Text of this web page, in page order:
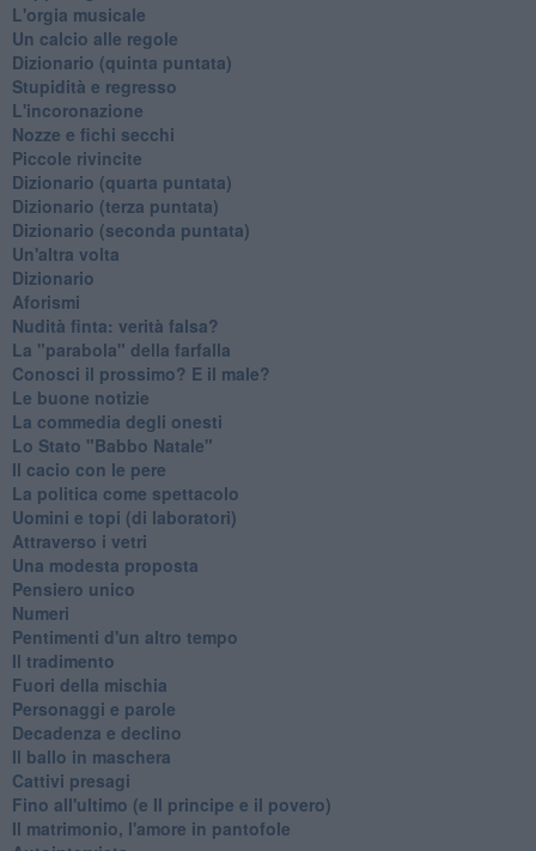
L'orgia musicale
Un calcio alle regole
Dizionario (quinta puntata)
Stupidità e regresso
L'incoronazione
Nozze e fichi secchi
Piccole rivincite
​Dizionario (quarta puntata)
​Dizionario (terza puntata)
​Dizionario (seconda puntata)
Un'altra volta
Dizionario
Aforismi
Nudità finta: verità falsa?
La "parabola" della farfalla
Conosci il prossimo? E il male?
Le buone notizie
La commedia degli onesti
Lo Stato "Babbo Natale"
Il cacio con le pere
La politica come spettacolo
Uomini e topi (di laboratori)
Attraverso i vetri
Una modesta proposta
Pensiero unico
Numeri
Pentimenti d'un altro tempo
Il tradimento
Fuori della mischia
Personaggi e parole
Decadenza e declino
Il ballo in maschera
Cattivi presagi
Fino all'ultimo (e Il principe e il povero)
Il matrimonio, l'amore in pantofole